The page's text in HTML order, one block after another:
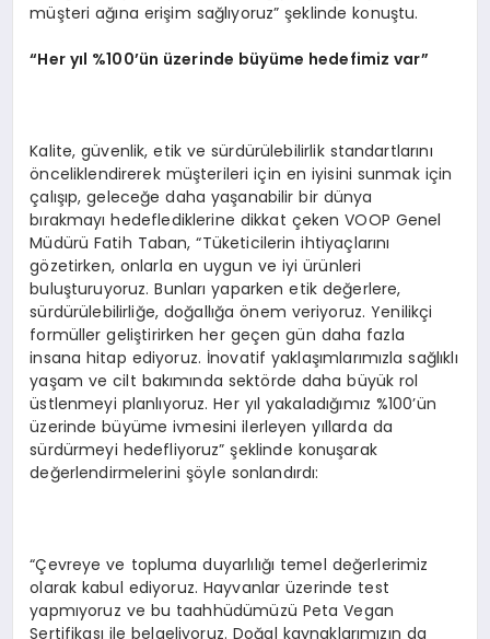
müşteri ağına erişim sağlıyoruz” şeklinde konuştu.
“Her yıl %100’ün üzerinde büyüme hedefimiz var”
Kalite, güvenlik, etik ve sürdürülebilirlik standartlarını
önceliklendirerek müşterileri için en iyisini sunmak için
çalışıp, geleceğe daha yaşanabilir bir dünya
bırakmayı hedeflediklerine dikkat çeken VOOP Genel
Müdürü Fatih Taban, “Tüketicilerin ihtiyaçlarını
gözetirken, onlarla en uygun ve iyi ürünleri
buluşturuyoruz. Bunları yaparken etik değerlere,
sürdürülebilirliğe, doğallığa önem veriyoruz. Yenilikçi
formüller geliştirirken her geçen gün daha fazla
insana hitap ediyoruz. İnovatif yaklaşımlarımızla sağlıklı
yaşam ve cilt bakımında sektörde daha büyük rol
üstlenmeyi planlıyoruz. Her yıl yakaladığımız %100’ün
üzerinde büyüme ivmesini ilerleyen yıllarda da
sürdürmeyi hedefliyoruz” şeklinde konuşarak
değerlendirmelerini şöyle sonlandırdı:
“Çevreye ve topluma duyarlılığı temel değerlerimiz
olarak kabul ediyoruz. Hayvanlar üzerinde test
yapmıyoruz ve bu taahhüdümüzü Peta Vegan
Sertifikası ile belgeliyoruz. Doğal kaynaklarımızın da